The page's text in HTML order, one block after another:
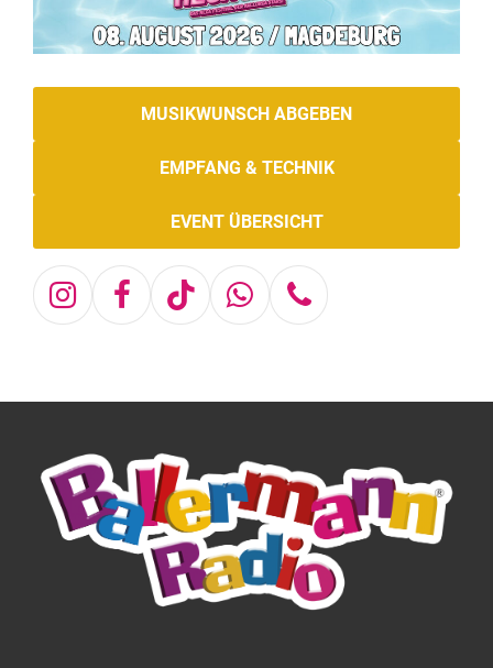
MUSIKWUNSCH ABGEBEN
EMPFANG & TECHNIK
EVENT ÜBERSICHT
Instagram
Facebook
TiktokWhatsapp
Telefon